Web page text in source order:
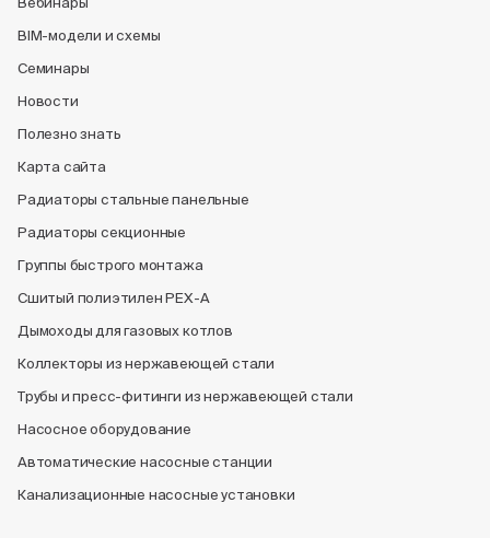
BIM-модели и схемы
Семинары
Новости
Полезно знать
Карта сайта
Радиаторы стальные панельные
Радиаторы секционные
Группы быстрого монтажа
Сшитый полиэтилен PEX-A
Дымоходы для газовых котлов
Коллекторы из нержавеющей стали
Трубы и пресс-фитинги из нержавеющей стали
Насосное оборудование
Автоматические насосные станции
Канализационные насосные установки